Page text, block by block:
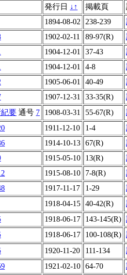
発行日 ↓ ↑ 掲載頁
1894-08-02 238-239
1902-02-11 89-97(R)
1904-12-01 37-43
1904-12-01 4-8
1905-06-01 40-49
1907-12-31 33-35(R)
要 通号 7 1908-03-31 55-67(R)
1911-12-10 1-4
1914-10-13 67(R)
1915-05-10 13(R)
1915-08-10 7-8(R)
1917-11-17 1-29
1918-04-15 40-42(R)
1918-06-17 143-145(R)
1918-06-17 100-108(R)
1920-11-20 111-134
1921-02-10 64-70